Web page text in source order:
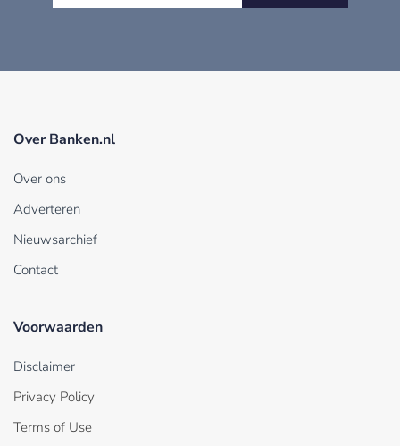
Over Banken.nl
Over ons
Adverteren
Nieuwsarchief
Contact
Voorwaarden
Disclaimer
Privacy Policy
Terms of Use